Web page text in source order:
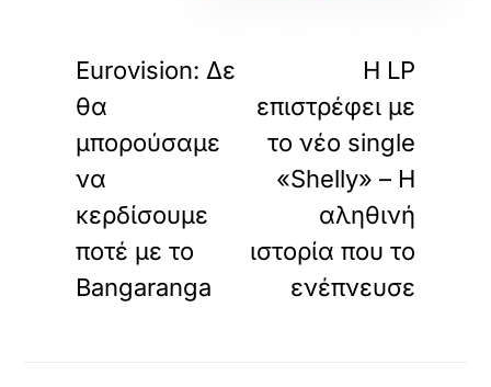
Eurovision: Δε
θα
μπορούσαμε
να
κερδίσουμε
ποτέ με το
Bangaranga
Η LP
επιστρέφει με
το νέο single
«Shelly» – Η
αληθινή
ιστορία που το
ενέπνευσε